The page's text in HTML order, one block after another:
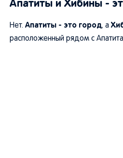
Апатиты и Хибины -
Нет. Апатиты - это город, а
расположенный рядом с